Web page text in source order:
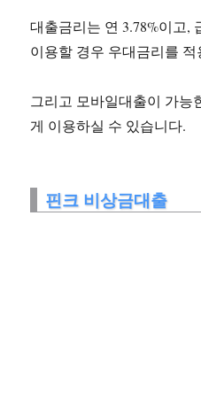
대출금리는 연 3.78%이고,
이용할 경우 우대금리를
그리고 모바일대출이 가능
게 이용하실 수 있습니다.
핀크 비상금대출